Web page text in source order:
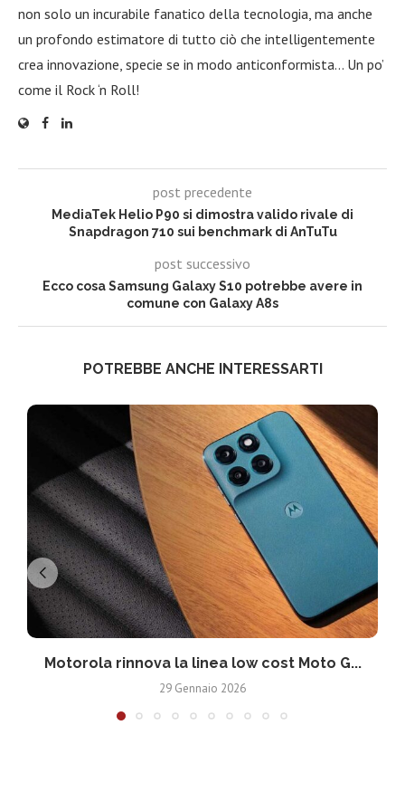
non solo un incurabile fanatico della tecnologia, ma anche
un profondo estimatore di tutto ciò che intelligentemente
crea innovazione, specie se in modo anticonformista… Un po’
come il Rock ‘n Roll!
post precedente
MediaTek Helio P90 si dimostra valido rivale di
Snapdragon 710 sui benchmark di AnTuTu
post successivo
Ecco cosa Samsung Galaxy S10 potrebbe avere in
comune con Galaxy A8s
POTREBBE ANCHE INTERESSARTI
Motorola rinnova la linea low cost Moto G...
29 Gennaio 2026